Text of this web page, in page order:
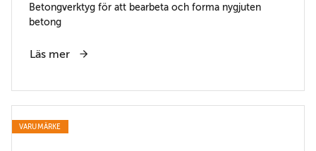
Betongverktyg för att bearbeta och forma nygjuten
betong
Läs mer
VARUMÄRKE